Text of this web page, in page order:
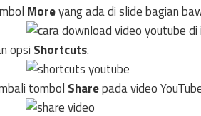
Moreyang ada di slide bagian
opsi Shortcuts.
tombol Sharepada video